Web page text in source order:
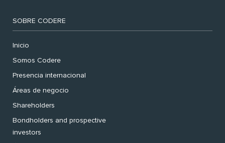
SOBRE CODERE
Inicio
Somos Codere
Presencia internacional
Áreas de negocio
Shareholders
Bondholders and prospective
investors